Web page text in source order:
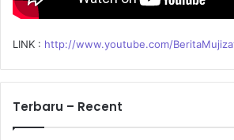
LINK : http://www.youtube.com/
Terbaru – Recent